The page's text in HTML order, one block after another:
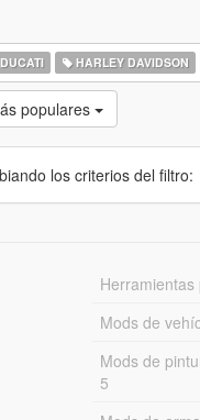
HARLEY DAVIDSON
populares
los criterios del filtro:
Herramientas
Mods de
Mods de
5